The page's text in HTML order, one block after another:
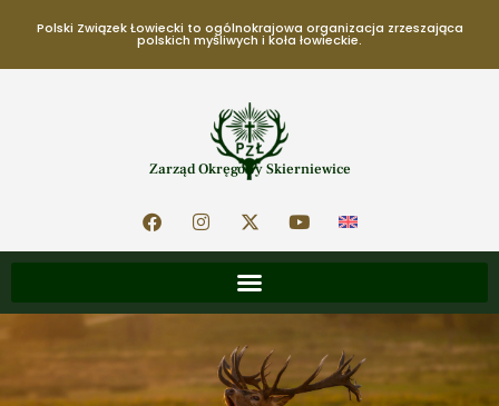
Polski Związek Łowiecki to ogólnokrajowa organizacja zrzeszająca
polskich myśliwych i koła łowieckie.
Zarząd Okręgowy Skierniewice